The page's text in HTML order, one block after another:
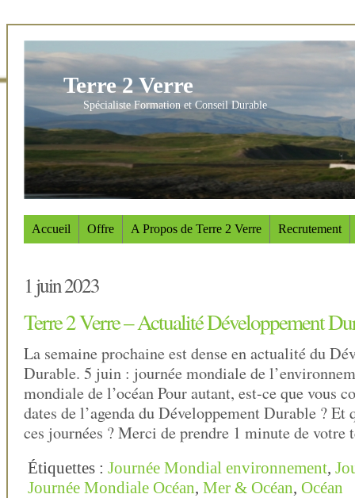
Terre 2 Verre
Spécialiste Formation et Conseil Durable
Accueil Offre A Propos de Terre 2 Verre Recrutement
1 juin 2023
Terre 2 Verre – Actualité Développement
La semaine prochaine est dense en actualité du
Durable. 5 juin : journée mondiale de
mondiale de l’océan Pour autant, est-ce que vous
dates de l’agenda du Développement Durable ? Et
ces journées ? Merci de prendre 1 minute de
Étiquettes : Journée Mondial environnement,
Journée Mondiale Océan, Mer & Océan, Océan